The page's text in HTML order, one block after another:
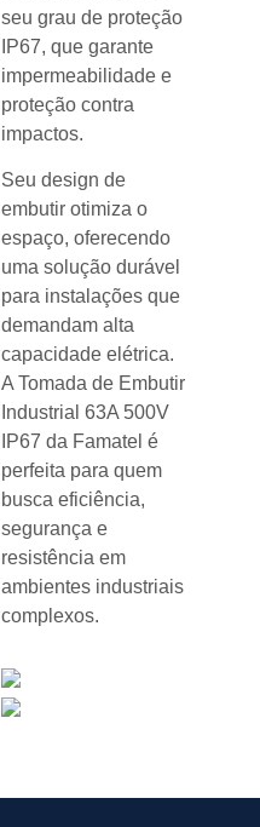
seu grau de proteção
IP67, que garante
impermeabilidade e
proteção contra
impactos.
Seu design de
embutir otimiza o
espaço, oferecendo
uma solução durável
para instalações que
demandam alta
capacidade elétrica.
A Tomada de Embutir
Industrial 63A 500V
IP67 da Famatel é
perfeita para quem
busca eficiência,
segurança e
resistência em
ambientes industriais
complexos.